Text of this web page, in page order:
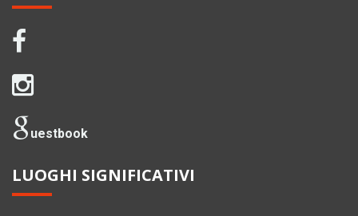
uestbook
LUOGHI SIGNIFICATIVI